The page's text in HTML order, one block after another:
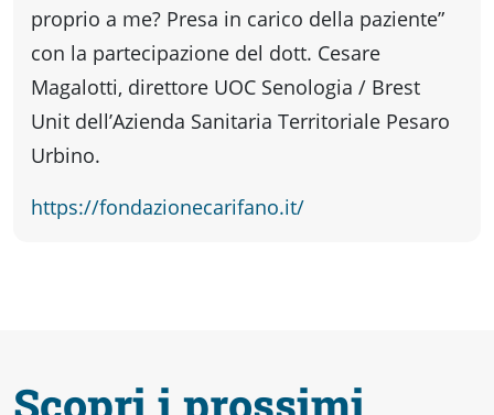
Enogastronomia
Informazioni
Guide
proprio a me? Presa in carico della paziente”
con la partecipazione del dott. Cesare
Magalotti, direttore UOC Senologia / Brest
Unit dell’Azienda Sanitaria Territoriale Pesaro
Urbino.
https://fondazionecarifano.it/